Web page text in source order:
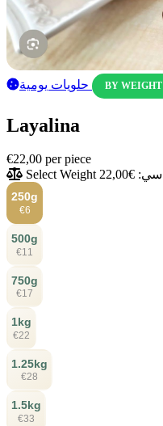
BY WEIGHT
Layalina
€22,00 per piece
Select Weight
250g
€6
500g
€11
750g
€17
1kg
€22
1.25kg
€28
1.5kg
€33